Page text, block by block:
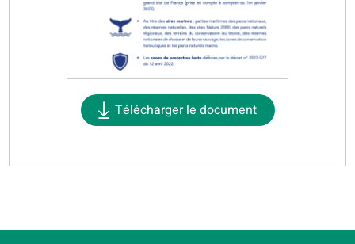
Télécharger le document